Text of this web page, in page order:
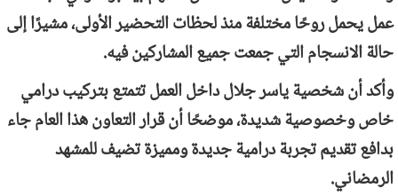
عمل يحمل روحًا مختلفة منذ لحظات التحضير الأولى، مشيرًا إلى
حالة الانسجام التي جمعت جميع المشاركين فيه.
وأكد أن شخصية ياسر جلال داخل العمل تتمتع بتركيب درامي
خاص وخصوصية شديدة، موضحًا أن قرار التعاون هذا العام جاء
بدافع تقديم تجربة درامية جديدة ومميزة تضيف للمشهد
الرمضاني.